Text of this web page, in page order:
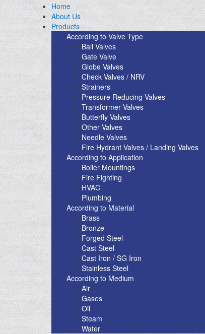
Home
About Us
Products
According to Valve Type
Ball Valves
Gate Valve
Globe Valves
Check Valves / NRV
Strainers
Pressure Reducing Valves
Transformer Valves
Butterfly Valves
Other Valves
Needle Valves
Fire Hydrant Valves / Landing Valves
According to Application
Boiler Mountings
Fire Fighting
HVAC
Plumbing
According to Material
Brass
Bronze
Forged Steel
Cast Steel
Cast Iron / SG Iron
Stainless Steel
According to Medium
Air
Gases
Oil
Steam
Water